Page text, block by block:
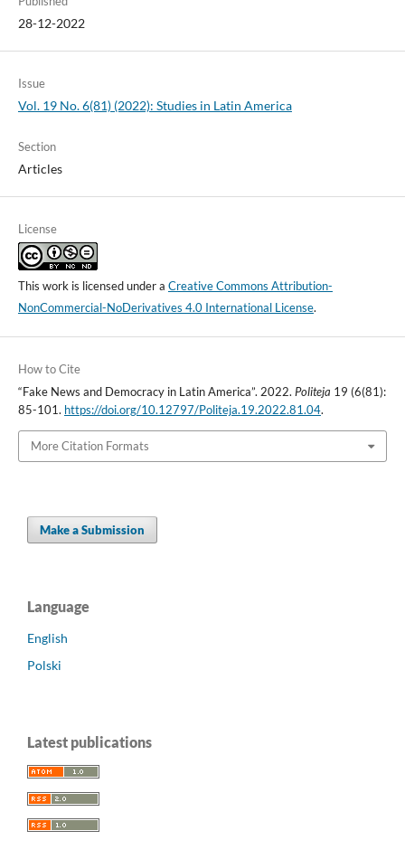
28-12-2022
Issue
Vol. 19 No. 6(81) (2022): Studies in Latin America
Section
Articles
License
This work is licensed under a Creative Commons Attribution-
NonCommercial-NoDerivatives 4.0 International License.
How to Cite
“Fake News and Democracy in Latin America”. 2022. Politeja 19 (6(81):
85-101. https://doi.org/10.12797/Politeja.19.2022.81.04.
More Citation Formats
Make a Submission
Language
English
Polski
Latest publications